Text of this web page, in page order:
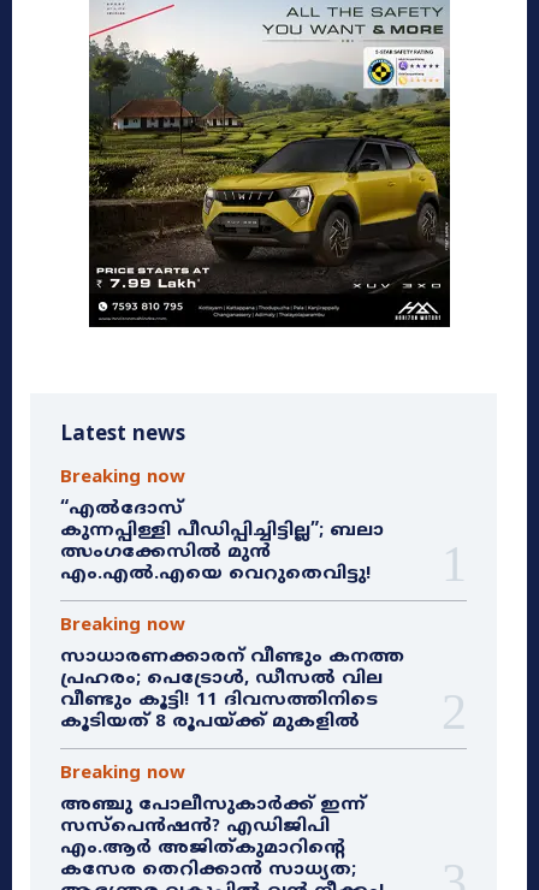
Latest news
Breaking now
“എൽദോസ്
കുന്നപ്പിള്ളി പീഡിപ്പിച്ചിട്ടില്ല”; ബലാ
ത്സംഗക്കേസിൽ മുൻ
എം.എൽ.എയെ വെറുതെവിട്ടു!
Breaking now
സാധാരണക്കാരന് വീണ്ടും കനത്ത
പ്രഹരം; പെട്രോൾ, ഡീസൽ വില
വീണ്ടും കൂട്ടി! 11 ദിവസത്തിനിടെ
കൂടിയത് 8 രൂപയ്ക്ക് മുകളിൽ
Breaking now
അഞ്ചു പോലീസുകാർക്ക് ഇന്ന്
സസ്‌പെൻഷൻ? എഡിജിപി
എം.ആർ അജിത്കുമാറിൻ്റെ
കസേര തെറിക്കാൻ സാധ്യത;